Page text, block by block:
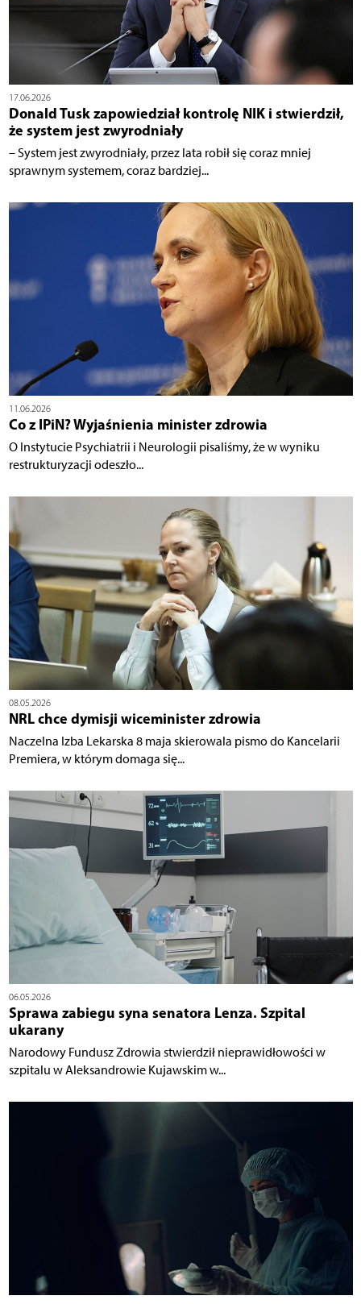
17.06.2026
Donald Tusk zapowiedział kontrolę NIK i stwierdził,
że system jest zwyrodniały
– System jest zwyrodniały, przez lata robił się coraz mniej
sprawnym systemem, coraz bardziej...
11.06.2026
Co z IPiN? Wyjaśnienia minister zdrowia
O Instytucie Psychiatrii i Neurologii pisaliśmy, że w wyniku
restrukturyzacji odeszło...
08.05.2026
NRL chce dymisji wiceminister zdrowia
Naczelna Izba Lekarska 8 maja skierowala pismo do Kancelarii
Premiera, w którym domaga się...
06.05.2026
Sprawa zabiegu syna senatora Lenza. Szpital
ukarany
Narodowy Fundusz Zdrowia stwierdził nieprawidłowości w
szpitalu w Aleksandrowie Kujawskim w...